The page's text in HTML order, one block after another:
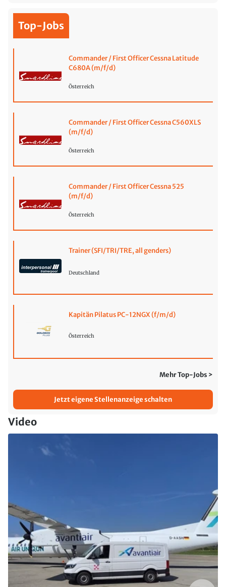
Top-Jobs
Commander / First Officer Cessna Latitude
C680A (m/f/d)
Österreich
Commander / First Officer Cessna C560XLS
(m/f/d)
Österreich
Commander / First Officer Cessna 525
(m/f/d)
Österreich
Trainer (SFI/TRI/TRE, all genders)
Deutschland
Kapitän Pilatus PC-12NGX (f/m/d)
Österreich
Mehr Top-Jobs >
Jetzt eigene Stellenanzeige schalten
Video